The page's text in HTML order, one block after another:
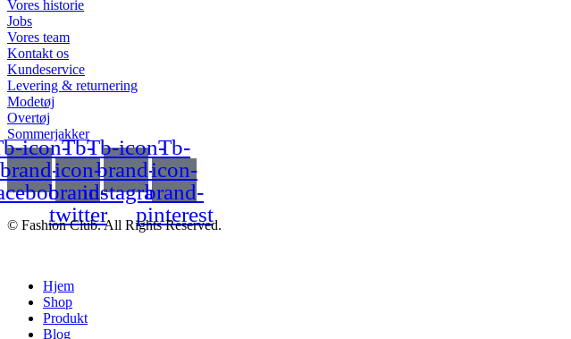
Vores historie
Jobs
Vores team
Kontakt os
Kundeservice
Levering & returnering
Modetøj
Overtøj
Sommerjakker
icon-
brand-
Tb-
icon-
brand-
twitter
Tb-icon-
brand-
instagram
Tb-
icon-
brand-
pinterest
© Fashion Club. All Rights Reserved.
Hjem
Shop
Produkt
Blog